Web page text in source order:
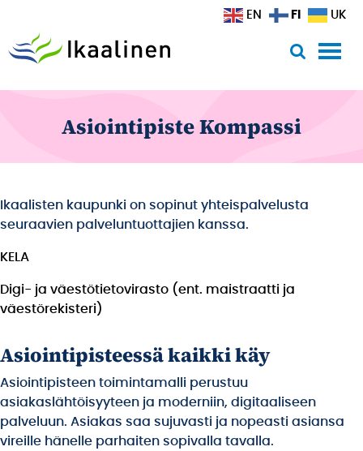
Asiointipiste Kompassi
Ikaalisten kaupunki on sopinut yhteispalvelusta
seuraavien palveluntuottajien kanssa.
KELA
Digi- ja väestötietovirasto (ent. maistraatti ja
väestörekisteri)
Asiointipisteessä kaikki käy
Asiointipisteen toimintamalli perustuu
asiakaslähtöisyyteen ja moderniin, digitaaliseen
palveluun. Asiakas saa sujuvasti ja nopeasti asiansa
vireille hänelle parhaiten sopivalla tavalla.
EN FI UK